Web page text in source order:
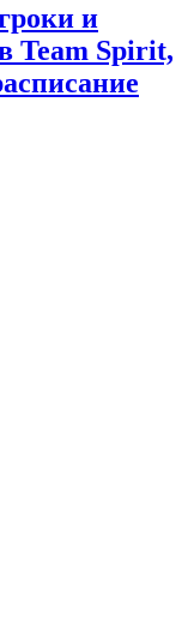
и
Team Spirit,